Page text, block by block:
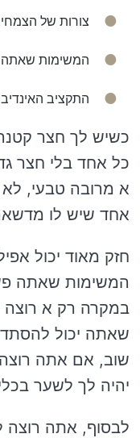
צורות של
המשימות שאתה
התקציב
כשיש לך חצר
כל אחד בלי חצר
א מרובה טבעי, לא
אחד שיש לו
חזק מאוד יכול
המשימות שאתה
במקרה רק א רוצה ל
שאתה יכול
שוב, אם אתה רוצה
יהיה לך לשער
לבסוף, אתה רוצה